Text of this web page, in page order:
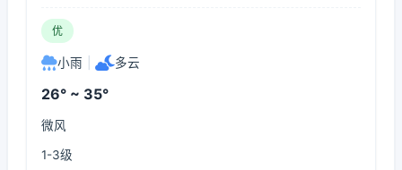
优
小雨 多云
26° ~ 35°
微风
1-3级